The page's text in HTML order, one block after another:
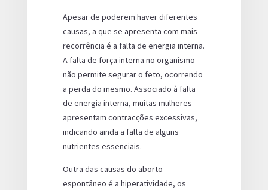
Apesar de poderem haver diferentes
causas, a que se apresenta com mais
recorrência é a falta de energia interna.
A falta de força interna no organismo
não permite segurar o feto, ocorrendo
a perda do mesmo. Associado à falta
de energia interna, muitas mulheres
apresentam contracções excessivas,
indicando ainda a falta de alguns
nutrientes essenciais.
Outra das causas do aborto
espontâneo é a hiperatividade, os